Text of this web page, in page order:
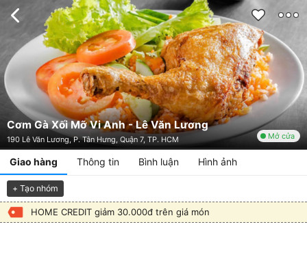
Cơm Gà Xối Mỡ Vi Anh - Lê Văn Lương
190 Lê Văn Lương, P. Tân Hưng, Quận 7, TP. HCM Mở cửa
Giao hàng Thông tin Bình luận Hình ảnh
+ Tạo nhóm
HOME CREDIT giảm 30.000đ trên giá món